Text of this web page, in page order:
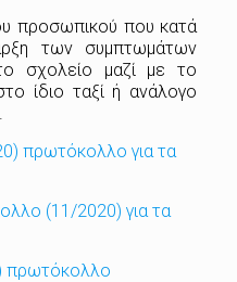
προσωπικού που κατά
των συμπτωμάτων
σχολείο μαζί με το
ίδιο ταξί ή ανάλογο
πρωτόκολλο για τα
(11/2020) για τα
πρωτόκολλο